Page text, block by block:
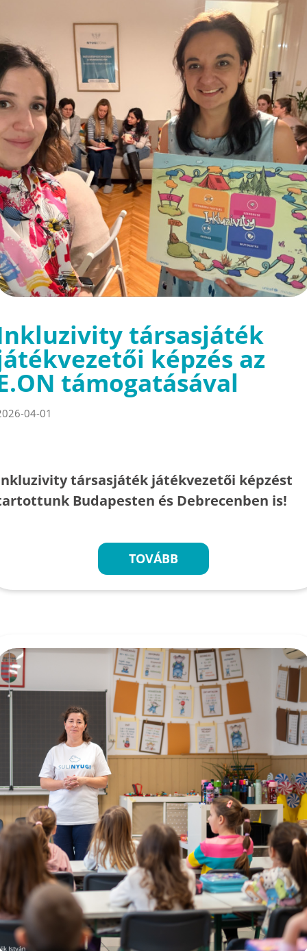
társasjáték
képzés az
támogatásával
04-01
társasjáték játékvezetői képzést
Budapesten és Debrecenben is!
TOVÁBB